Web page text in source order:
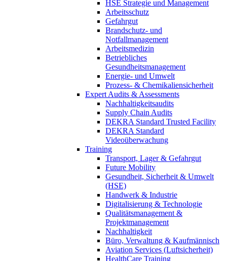
HSE Strategie und Management
Arbeitsschutz
Gefahrgut
Brandschutz- und
Notfallmanagement
Arbeitsmedizin
Betriebliches
Gesundheitsmanagement
Energie- und Umwelt
Prozess- & Chemikaliensicherheit
Expert Audits & Assessments
Nachhaltigkeitsaudits
Supply Chain Audits
DEKRA Standard Trusted Facility
DEKRA Standard
Videoüberwachung
Training
Transport, Lager & Gefahrgut
Future Mobility
Gesundheit, Sicherheit & Umwelt
(HSE)
Handwerk & Industrie
Digitalisierung & Technologie
Qualitätsmanagement &
Projektmanagement
Nachhaltigkeit
Büro, Verwaltung & Kaufmännisch
Aviation Services (Luftsicherheit)
HealthCare Training